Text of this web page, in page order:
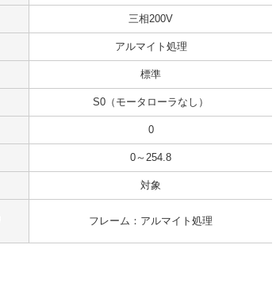
三相200V
アルマイト処理
標準
S0（モータローラなし）
0
0～254.8
対象
フレーム：アルマイト処理